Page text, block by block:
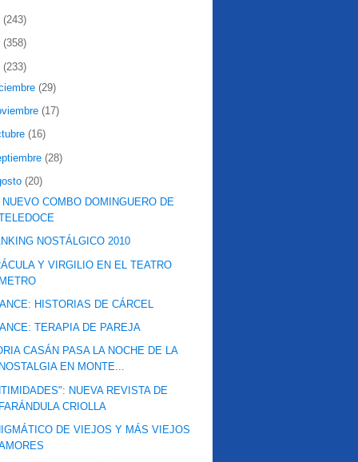
(243)
(358)
(233)
(29)
(17)
(16)
(28)
(20)
NUEVO COMBO DOMINGUERO DE
NOSTÁLGICO 2010
Y VIRGILIO EN EL TEATRO
HISTORIAS DE CÁRCEL
TERAPIA DE PAREJA
CASÁN PASA LA NOCHE DE LA
EN MONTE...
NUEVA REVISTA DE
CRIOLLA
DE VIEJOS Y MÁS VIEJOS